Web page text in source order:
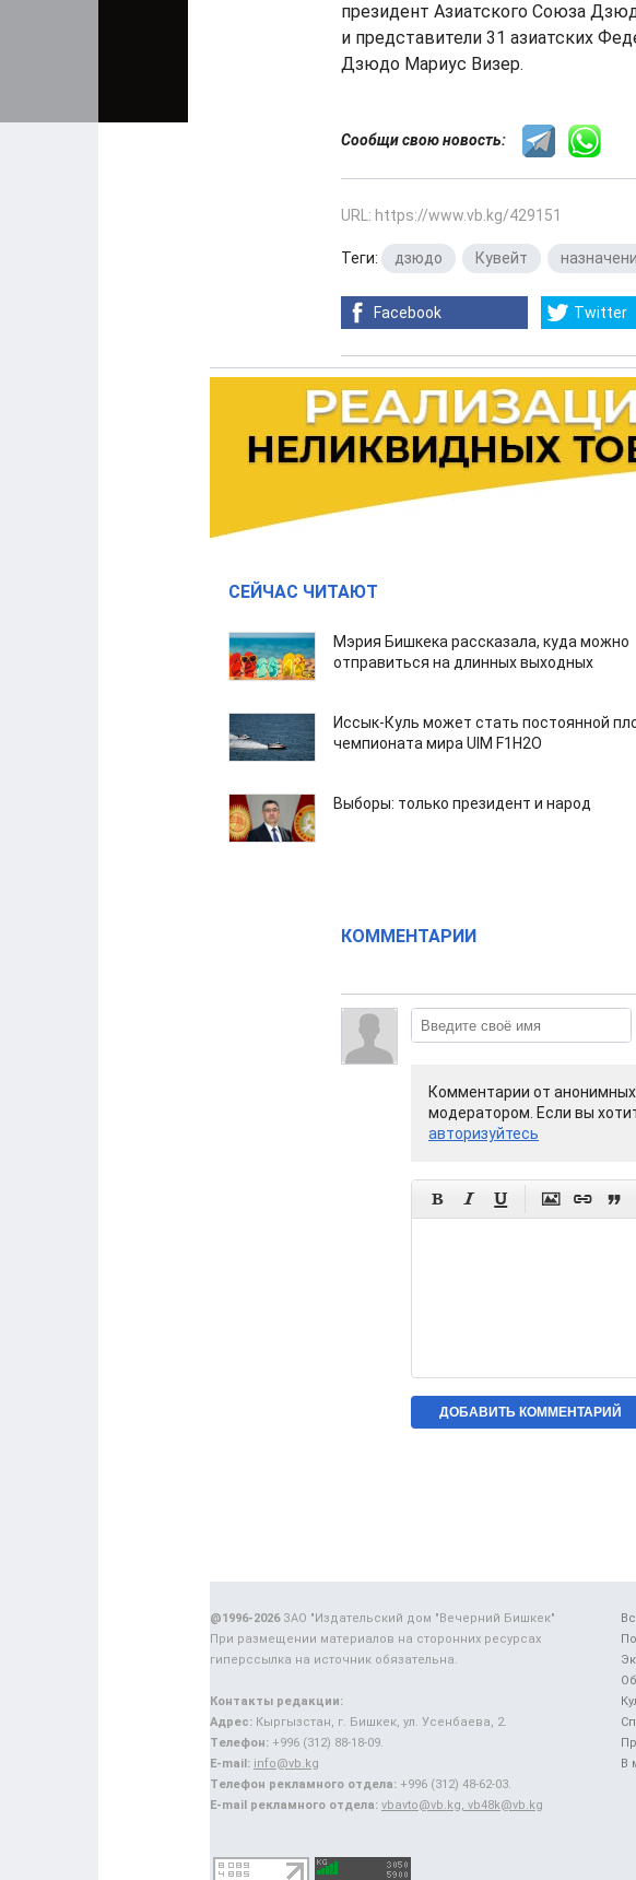
президент Азиатского Союза
и представители 31 азиатских
Дзюдо Мариус Визер.
Сообщи свою новость:
URL: https://www.vb.kg/429151
Теги: дзюдо Кувейт
Facebook Twitter
СЕЙЧАС ЧИТАЮТ
Мэрия Бишкека рассказала, куда можно
отправиться на длинных выходных
Иссык-Куль может стать постоянной
чемпионата мира UIM F1H2O
Выборы: только президент и народ
КОММЕНТАРИИ
Комментарии от
модератором. Если вы
авторизуйтесь
     
В
@1996-2026ЗАО "Издательский дом "Вечерний Бишкек"
При размещении материалов на сторонних ресурсах
гиперссылка на источник обязательна.
Контакты редакции:
Адрес: Кыргызстан, г. Бишкек, ул. Усенбаева, 2.
Телефон: +996 (312) 88-18-09.
E-mail: info@vb.kg
Телефон рекламного отдела: +996 (312) 48-62-03.
E-mail рекламного отдела: vbavto@vb.kg, vb48k@vb.kg